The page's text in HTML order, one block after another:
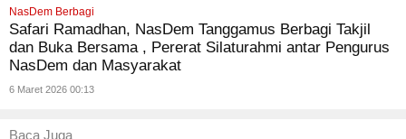
NasDem Berbagi
Safari Ramadhan, NasDem Tanggamus Berbagi Takjil
dan Buka Bersama , Pererat Silaturahmi antar Pengurus
NasDem dan Masyarakat
6 Maret 2026 00:13
Baca Juga